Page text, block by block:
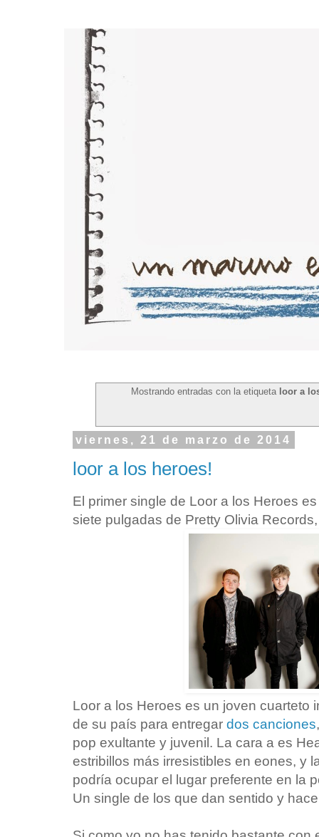
Mostrando entradas con la etiqueta loor a
viernes, 21 de marzo de 2014
loor a los heroes!
El primer single de Loor a los Heroes
siete pulgadas de Pretty Olivia
Loor a los Heroes es un joven cuarteto
de su país para entregar dos canciones
pop exultante y juvenil. La cara a es
estribillos más irresistibles en eones, y
podría ocupar el lugar preferente en la
Un single de los que dan sentido y